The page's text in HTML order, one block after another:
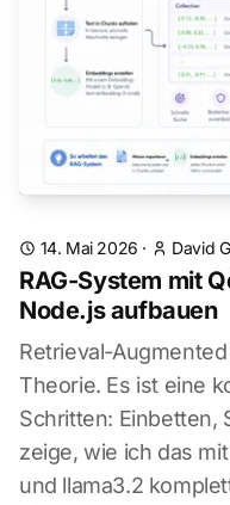
14. Mai 2026 · David
RAG-System mit
Node.js aufbauen
Retrieval-
Theorie. Es ist eine
Schritten: Einbetten,
zeige, wie ich das
und llama3.2